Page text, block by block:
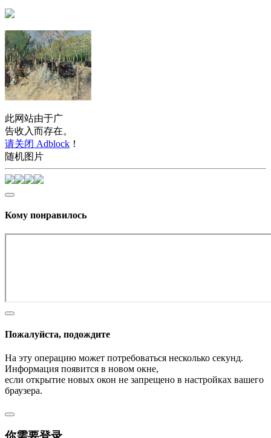
此网站由于广
告收入而存在。
请关闭 Adblock ！
随机图片
Кому понравилось
Пожалуйста, подождите
На эту операцию может потребоваться несколько секунд.
Информация появится в новом окне,
если открытие новых окон не запрещено в настройках вашего
браузера.